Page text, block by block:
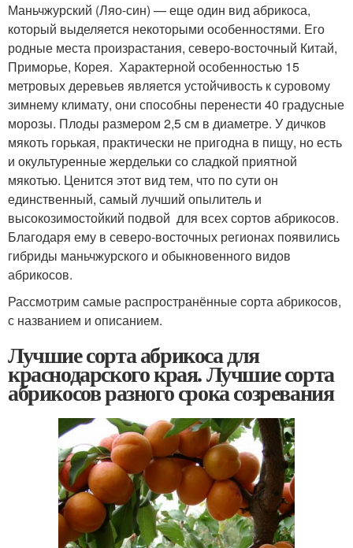
Маньчжурский (Ляо-син) — еще один вид абрикоса,
который выделяется некоторыми особенностями. Его
родные места произрастания, северо-восточный Китай,
Приморье, Корея. Характерной особенностью 15
метровых деревьев является устойчивость к суровому
зимнему климату, они способны перенести 40 градусные
морозы. Плоды размером 2,5 см в диаметре. У дичков
мякоть горькая, практически не пригодна в пищу, но есть
и окультуренные жердельки со сладкой приятной
мякотью. Ценится этот вид тем, что по сути он
единственный, самый лучший опылитель и
высокозимостойкий подвой для всех сортов абрикосов.
Благодаря ему в северо-восточных регионах появились
гибриды маньчжурского и обыкновенного видов
абрикосов.
Рассмотрим самые распространённые сорта абрикосов,
с названием и описанием.
Лучшие сорта абрикоса для
краснодарского края. Лучшие сорта
абрикосов разного срока созревания